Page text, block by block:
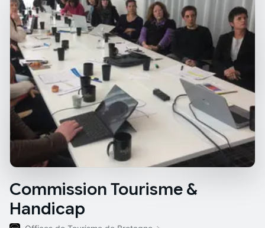
Commission Tourisme &
Handicap